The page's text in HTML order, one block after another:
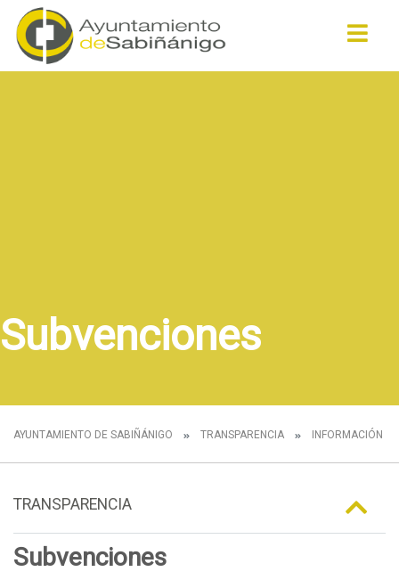
Subvenciones
AYUNTAMIENTO DE SABIÑÁNIGO TRANSPARENCIA INFORMACIÓN
TRANSPARENCIA
Subvenciones